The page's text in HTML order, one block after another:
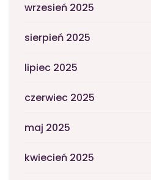
wrzesień 2025
sierpień 2025
lipiec 2025
czerwiec 2025
maj 2025
kwiecień 2025